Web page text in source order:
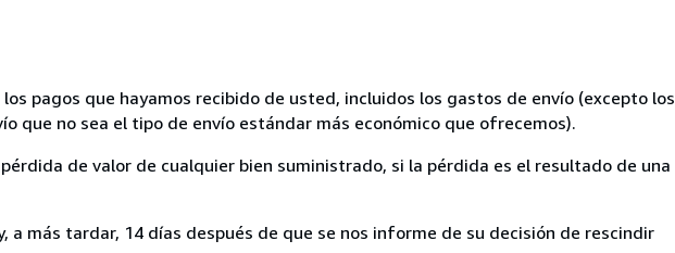
pagos que hayamos recibido de usted, incluidos los gastos de envío (excepto los
que no sea el tipo de envío estándar más económico que ofrecemos).
de valor de cualquier bien suministrado, si la pérdida es el resultado de una
a más tardar, 14 días después de que se nos informe de su decisión de rescindir